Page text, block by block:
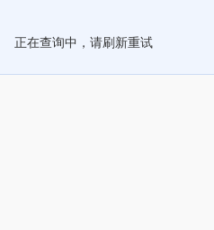
正在查询中，请刷新重试